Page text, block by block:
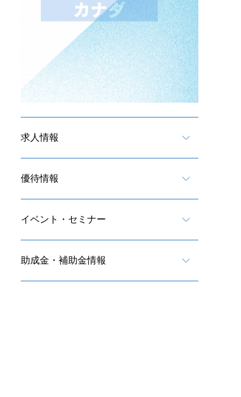
求人情報
優待情報
イベント・セミナー
助成金・補助金情報